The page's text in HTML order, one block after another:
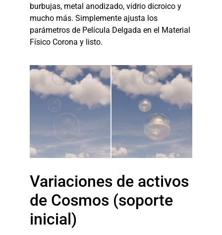
burbujas, metal anodizado, vidrio dicroico y
mucho más. Simplemente ajusta los
parámetros de Película Delgada en el Material
Físico Corona y listo.
Variaciones de activos
de Cosmos (soporte
inicial)